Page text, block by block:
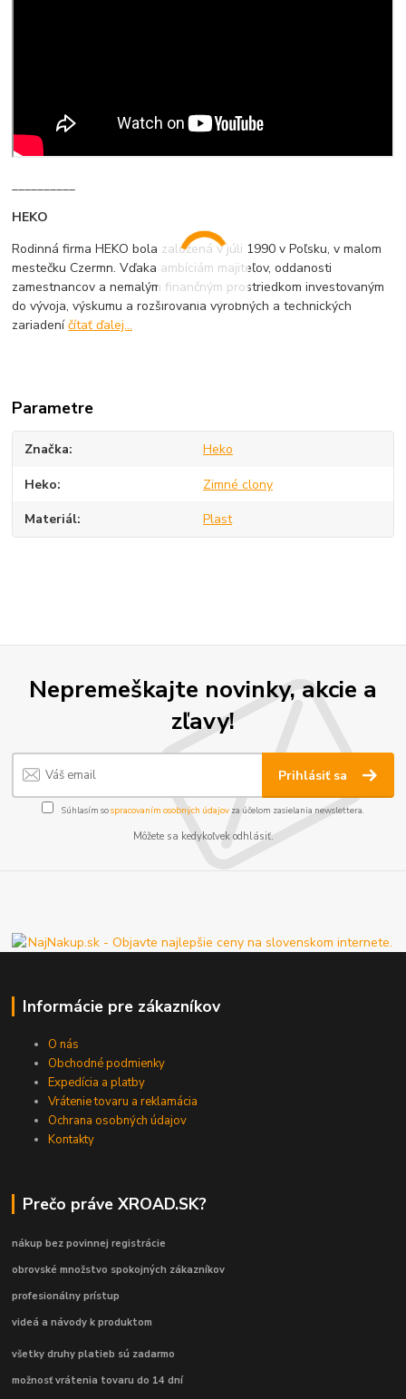
__________
HEKO
Rodinná firma HEKO bola založená v júli 1990 v Poľsku, v malom
mestečku Czermn. Vďaka ambíciám majiteľov, oddanosti
zamestnancov a nemalým finančným prostriedkom investovaným
do vývoja, výskumu a rozširovania výrobných a technických
zariadeníčítať ďalej...
Parametre
Značka Heko
Heko Zimné clony
Materiál Plast
Nepremeškajte novinky, akcie a
zľavy!
Prihlásiť sa
Súhlasím sospracovaním osobných údajov za účelom zasielania newslettera.
Môžete sa kedykoľvek odhlásiť.
Informácie pre zákazníkov
O nás
Obchodné podmienky
Expedícia a platby
Vrátenie tovaru a reklamácia
Ochrana osobných údajov
Kontakty
Prečo práve XROAD.SK?
nákup bez povinnej registrácie
obrovské množstvo spokojných zákazníkov
profesionálny prístup
videá a návody k produktom
všetky druhy platieb sú zadarmo
možnosť vrátenia tovaru do 14 dní